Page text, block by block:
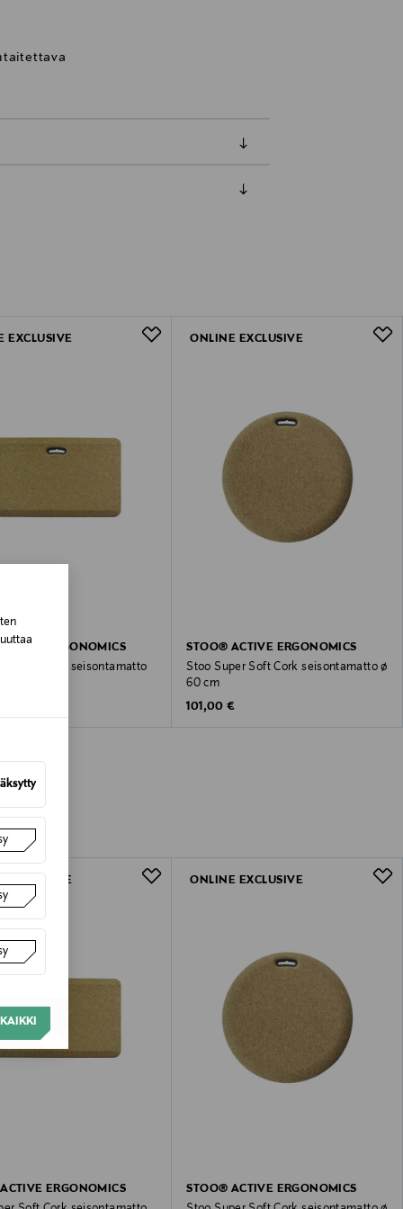
EXCLUSIVE
ACTIVE ERGONOMICS
Soft Cork seisontamatto
ONLINE EXCLUSIVE
STOO® ACTIVE ERGONOMICS
Stoo Super Soft Cork seisontamatto ø
60 cm
Original Price
101,00 €
EXCLUSIVE
ERGONOMICS
ONLINE EXCLUSIVE
STOO® ACTIVE ERGONOMICS